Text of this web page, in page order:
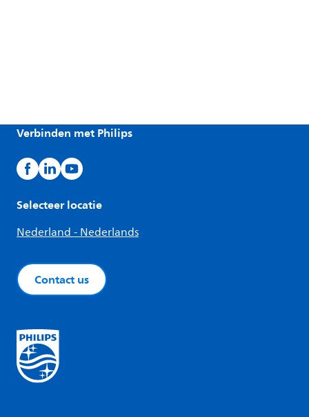
Verbinden met Philips
Selecteer locatie
Nederland - Nederlands
Contact us